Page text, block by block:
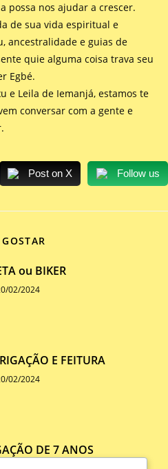
possa nos ajudar a crescer.
de sua vida espiritual e
ancestralidade e guias de
quie alguma coisa trava seu
Egbé.
e Leila de Iemanjá, estamos te
conversar com a gente e
Post on X Follow us
ou BIKER
02/2024
E FEITURA
02/2024
DE 7 ANOS